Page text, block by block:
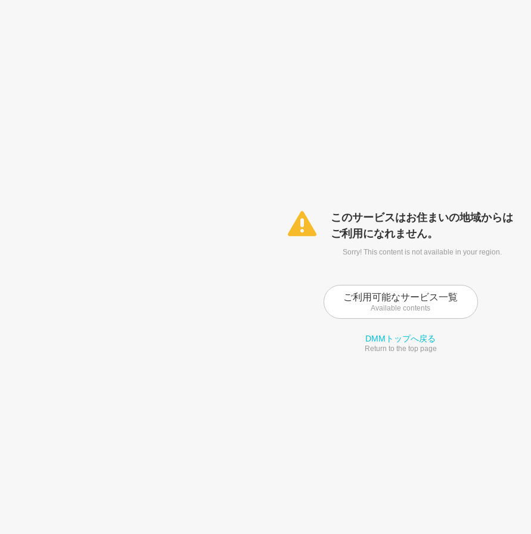
このサービスはお住まいの地域からは
ご利用になれません。
Sorry! This content is not available in your region.
ご利用可能なサービス一覧
Available contents
DMMトップへ戻る
Return to the top page